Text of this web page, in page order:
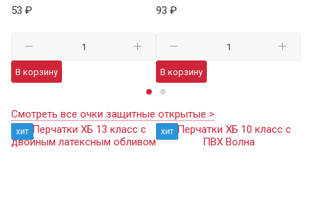
53 ₽
В корзину
93 ₽
В корзину
Смотреть все очки защитные открытые >
хит хит